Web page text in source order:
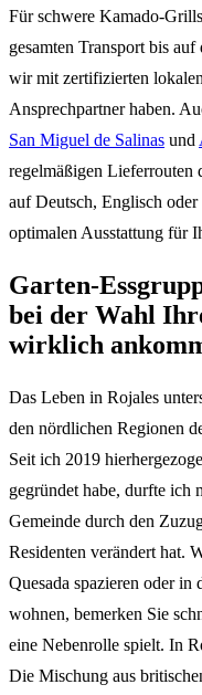
Für schwere Kamado-
gesamten Transport bis
wir mit zertifizierten
Ansprechpartner haben.
San Miguel de Salinas und
regelmäßigen Lieferrouten
auf Deutsch, Englisch
optimalen Ausstattung für
Garten-
bei der Wahl
wirklich
Das Leben in Rojales
den nördlichen Regionen
Seit ich 2019
gegründet habe, durfte ich
Gemeinde durch den
Residenten verändert hat.
Quesada spazieren oder in
wohnen, bemerken Sie
eine Nebenrolle spielt. In
Die Mischung aus